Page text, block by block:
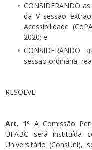
CONSIDERANDO
da V sessão
Acessibilidade
2020; e
sessão ordinária,
RESOLVE:
Art. 1º A Comissão
UFABC será instituída
Universitário (ConsUni),